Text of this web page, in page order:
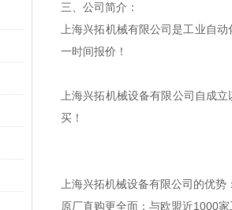
三、公司简介：
上海兴拓机械有限公司是工业自
一时间报价！
上海兴拓机械设备有限公司自成
买！
上海兴拓机械设备有限公司的优势：
原厂直购更全面：与欧盟近1000